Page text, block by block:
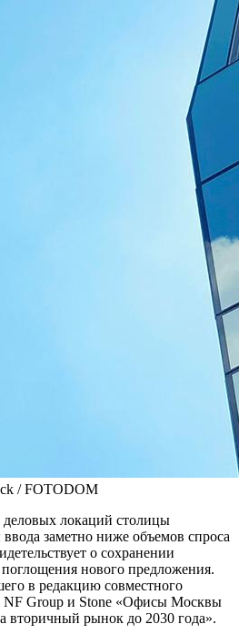
/ FOTODOM
локаций столицы
заметно ниже объемов спроса
о сохранении
нового предложения.
в редакцию совместного
NF Group и Stone «Офисы Москвы
вторичный рынок до 2030 года».